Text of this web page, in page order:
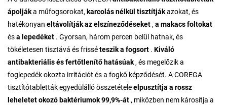
ápoljáka műfogsorokat, karcolás nélkül tisztítjákazokat, és
hatékonyan eltávolítják az elszíneződéseket , a makacs foltokat
ésa lepedéket . Gyorsan, három percen belül hatnak, és
tökéletesen tisztává és frisséteszik a fogsort . Kiváló
antibakteriális és fertőtlenítő hatásúak , és megelőzik a
foglepedék okozta irritációt és a fogkő képződését. A COREGA
tisztítótabletták egyedülálló összetételeelpusztítja a rossz
leheletet okozó baktériumok 99,9%-át , miközben nem károsítja a